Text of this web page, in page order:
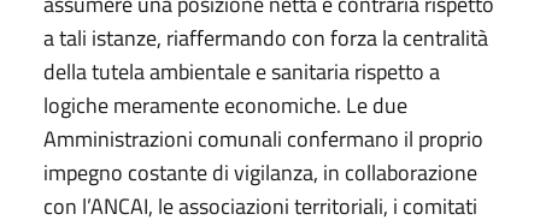
a tali istanze, riaffermando con forza la centralità
della tutela ambientale e sanitaria rispetto a
logiche meramente economiche. Le due
Amministrazioni comunali confermano il proprio
impegno costante di vigilanza, in collaborazione
con l’ANCAI, le associazioni territoriali, i comitati